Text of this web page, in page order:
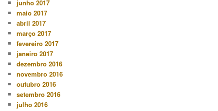
junho 2017
maio 2017
abril 2017
março 2017
fevereiro 2017
janeiro 2017
dezembro 2016
novembro 2016
outubro 2016
setembro 2016
julho 2016